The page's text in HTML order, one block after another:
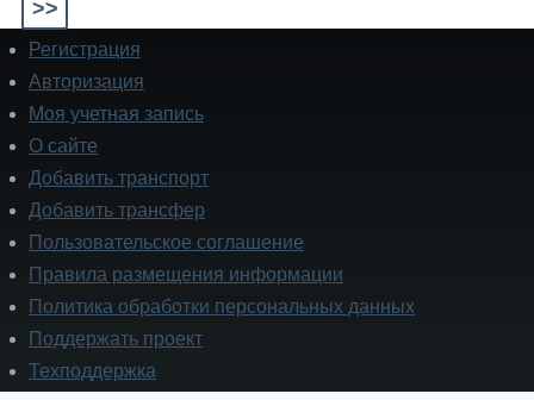
>>
Подвал
Регистрация
Авторизация
Моя учетная запись
О сайте
Добавить транспорт
Добавить трансфер
Пользовательское соглашение
Правила размещения информации
Политика обработки персональных данных
Поддержать проект
Техподдержка